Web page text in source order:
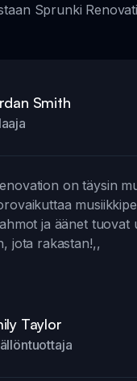
Sprunki
Smith
on täysin
ja äänet tuovat
jota rakastan!,,
Taylor